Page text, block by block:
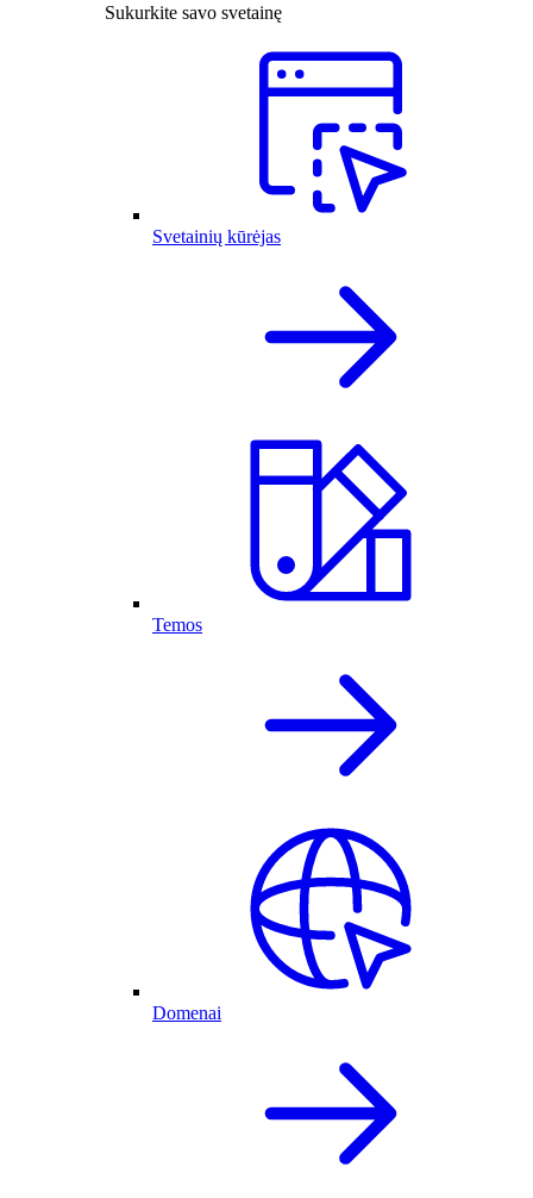
Sukurkite savo svetainę
Svetainių kūrėjas
Temos
Domenai